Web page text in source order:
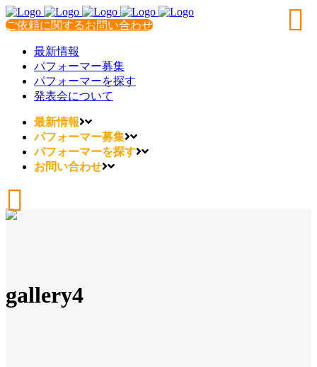
ご依頼に関するお問い合わせ
最新情報
パフォーマー募集
パフォーマーを探す
発表会について
最新情報
パフォーマー募集
パフォーマーを探す
お問い合わせ
gallery4